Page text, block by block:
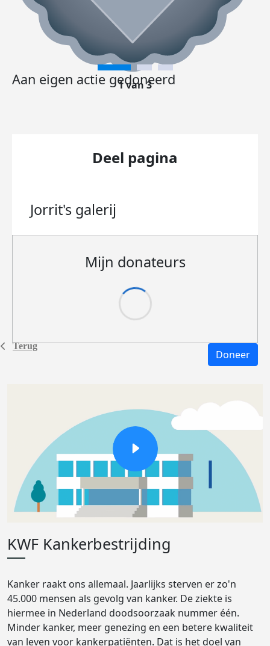
Terug
Aan eigen actie gedoneerd
1 van 3
Deel pagina
Jorrit's galerij
Mijn donateurs
Doneer
KWF Kankerbestrijding
Kanker raakt ons allemaal. Jaarlijks sterven er zo'n
45.000 mensen als gevolg van kanker. De ziekte is
hiermee in Nederland doodsoorzaak nummer één.
Minder kanker, meer genezing en een betere kwaliteit
van leven voor kankerpatiënten. Dat is het doel van